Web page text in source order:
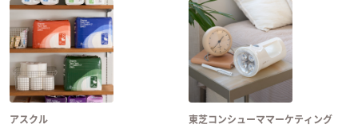
アスクル 東芝コンシューママーケティング